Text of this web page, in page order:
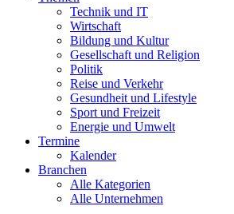
Technik und IT
Wirtschaft
Bildung und Kultur
Gesellschaft und Religion
Politik
Reise und Verkehr
Gesundheit und Lifestyle
Sport und Freizeit
Energie und Umwelt
Termine
Kalender
Branchen
Alle Kategorien
Alle Unternehmen